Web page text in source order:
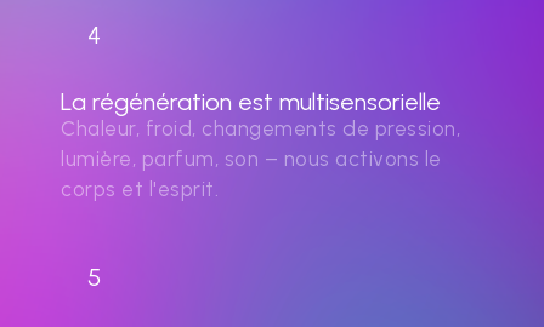
4
La régénération est multisensorielle
Chaleur, froid, changements de pression,
lumière, parfum, son – nous activons le
corps et l'esprit.
5